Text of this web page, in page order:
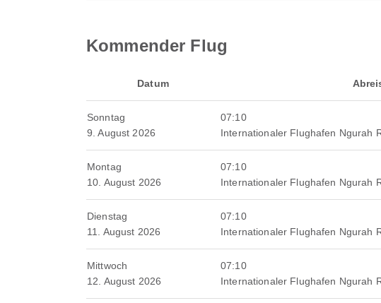
Kommender Flug
Datum
Sonntag
9. August 2026
07:10
Internationaler Flughafen Ngurah
Montag
10. August 2026
07:10
Internationaler Flughafen Ngurah
Dienstag
11. August 2026
07:10
Internationaler Flughafen Ngurah
Mittwoch
12. August 2026
07:10
Internationaler Flughafen Ngurah